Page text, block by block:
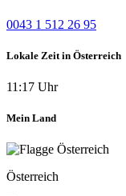
0043 1 512 26 95
Lokale Zeit in Österreich
11:17 Uhr
Mein Land
Österreich